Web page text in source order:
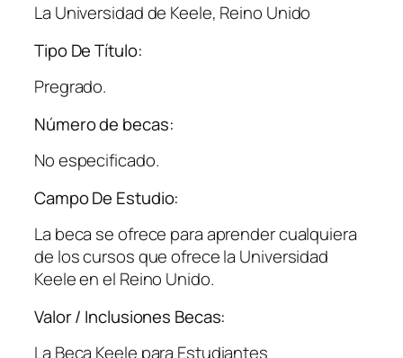
La Universidad de Keele, Reino Unido
Tipo De Título:
Pregrado.
Número de becas:
No especificado.
Campo De Estudio:
La beca se ofrece para aprender cualquiera
de los cursos que ofrece la Universidad
Keele en el Reino Unido.
Valor / Inclusiones Becas:
La Beca Keele para Estudiantes